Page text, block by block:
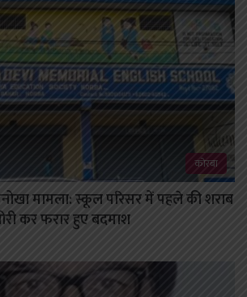
कोरबा
मामला: स्कूल परिसर में पहले की शराब
कर फरार हुए बदमाश